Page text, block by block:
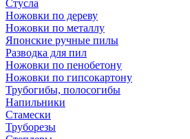
Стусла
Ножовки по дереву
Ножовки по металлу
Японские ручные пилы
Разводка для пил
Ножовки по пенобетону
Ножовки по гипсокартону
Трубогибы, полосогибы
Напильники
Стамески
Труборезы